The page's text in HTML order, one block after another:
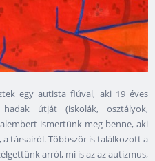
egy autista fiúval, aki 19 éves
útját (iskolák, osztályok,
ismertünk meg benne, aki
társairól. Többször is találkozott a
arról, mi is az az autizmus,